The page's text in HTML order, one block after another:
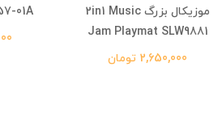
موزیکال بزرگ 2in1 Music
Jam Playmat SLW9881
2,650,000 تومان
01A